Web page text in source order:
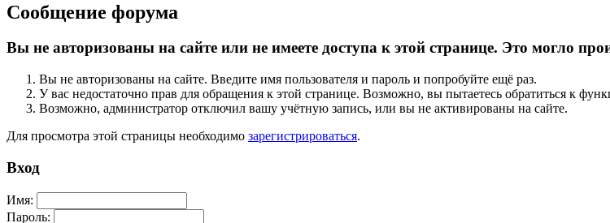
Сообщение форума
Вы не авторизованы на сайте или не имеете доступа к этой странице. Это могло
Вы не авторизованы на сайте. Введите имя пользователя и пароль и попробуйте ещё раз.
У вас недостаточно прав для обращения к этой странице. Возможно, вы пытаетесь обратиться к
Возможно, администратор отключил вашу учётную запись, или вы не активированы на сайте.
Для просмотра этой страницы необходимо зарегистрироваться.
Вход
Имя:
Пароль: